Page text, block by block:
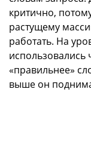
критично,
растущему
работать. На
«правильнее»
выше он